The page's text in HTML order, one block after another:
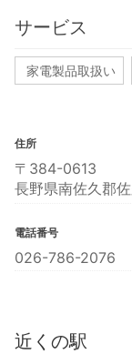
サービス
家電製品取扱い
住所
〒384-0613
長野県南佐久郡
電話番号
026-786-2076
近くの駅